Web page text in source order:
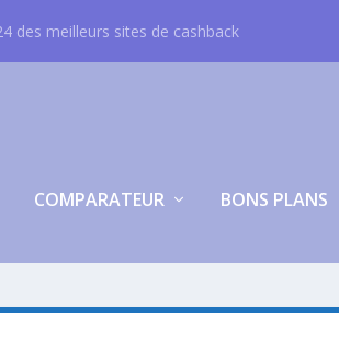
des meilleurs sites de cashback
COMPARATEUR BONS PLANS